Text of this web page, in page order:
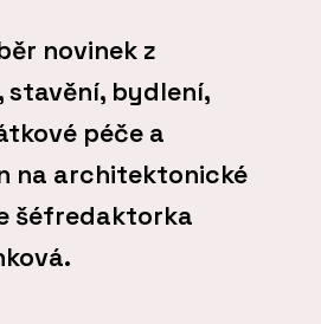
novinek z
bydlení,
péče a
na architektonické
šéfredaktorka